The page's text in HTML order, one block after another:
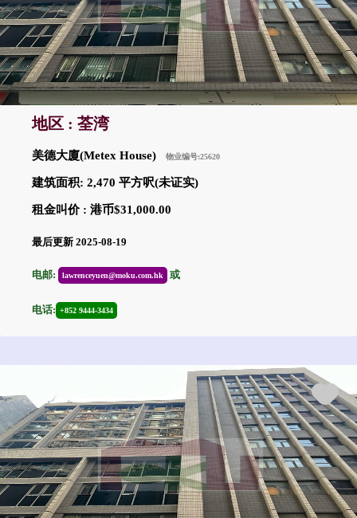
地区 : 荃湾
美德大廈(Metex House) 物业编号:25620
建筑面积: 2,470 平方呎(未证实)
租金叫价 : 港币$31,000.00
最后更新 2025-08-19
电邮: lawrenceyuen@moku.com.hk 或
电话: +852 9444-3434